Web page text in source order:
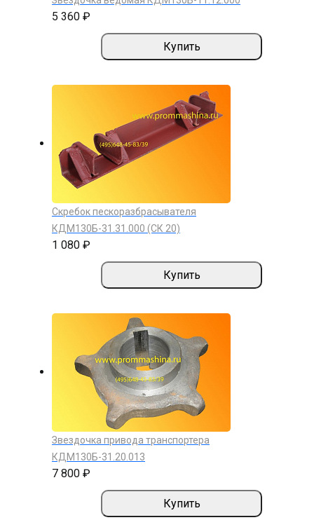
5 360 ₽
Купить
Скребок пескоразбрасывателя
КДМ130Б-31.31.000 (СК 20)
1 080 ₽
Купить
Звездочка привода транспортера
КДМ130Б-31.20.013
7 800 ₽
Купить